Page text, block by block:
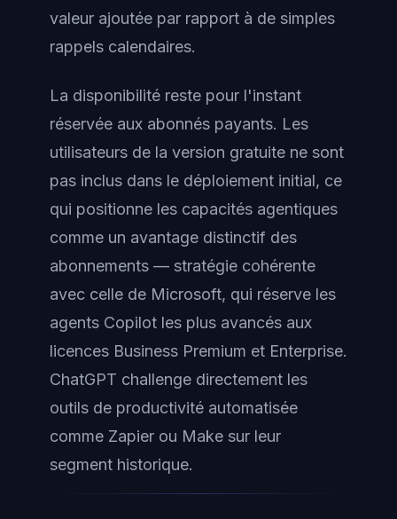
valeur ajoutée par rapport à de simples
rappels calendaires.
La disponibilité reste pour l'instant
réservée aux abonnés payants. Les
utilisateurs de la version gratuite ne sont
pas inclus dans le déploiement initial, ce
qui positionne les capacités agentiques
comme un avantage distinctif des
abonnements — stratégie cohérente
avec celle de Microsoft, qui réserve les
agents Copilot les plus avancés aux
licences Business Premium et Enterprise.
ChatGPT challenge directement les
outils de productivité automatisée
comme Zapier ou Make sur leur
segment historique.